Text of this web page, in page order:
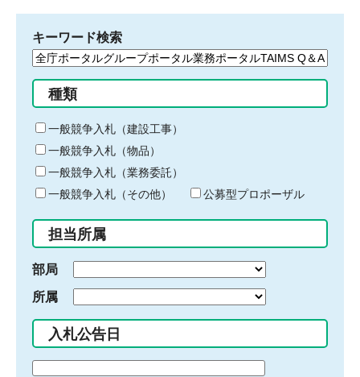
キーワード検索
検
る
キ
ー
ワ
ー
ド
入
力
種類
一般競争入札（建設工事）
一般競争入札（物品）
一般競争入札（業務委託）
一般競争入札（その他）
公募型プロポーザル
担当所属
部局
所属
入札公告日